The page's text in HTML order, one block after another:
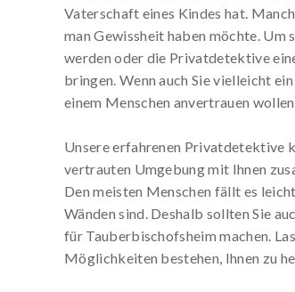
Vaterschaft eines Kindes hat.
man Gewissheit haben möchte.
werden oder die Privatdetektive
bringen. Wenn auch Sie vielleicht
einem Menschen anvertrauen
Unsere erfahrenen Privatdetektive
vertrauten Umgebung mit Ihnen
Den meisten Menschen fällt es
Wänden sind. Deshalb sollten Sie
für Tauberbischofsheim machen.
Möglichkeiten bestehen, Ihnen zu